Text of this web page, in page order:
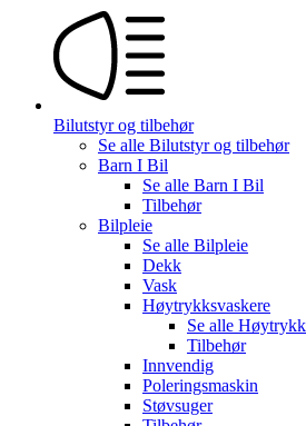
Bilutstyr og tilbehør
Se alle Bilutstyr og tilbehør
Barn I Bil
Se alle Barn I Bil
Tilbehør
Bilpleie
Se alle Bilpleie
Dekk
Vask
Høytrykksvaskere
Se alle
Tilbehør
Innvendig
Poleringsmaskin
Støvsuger